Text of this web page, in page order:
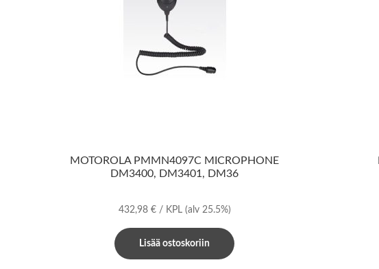
MOTOROLA PMMN4097C MICROPHONE
DM3400, DM3401, DM36
432,98 €/ KPL (alv 25.5%)
Lisää ostoskoriin